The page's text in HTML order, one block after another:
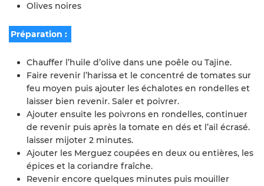
Olives noires
Préparation :
Chauffer l’huile d’olive dans une poêle ou Tajine.
Faire revenir l’harissa et le concentré de tomates sur
feu moyen puis ajouter les échalotes en rondelles et
laisser bien revenir. Saler et poivrer.
Ajouter ensuite les poivrons en rondelles, continuer
de revenir puis après la tomate en dés et l’ail écrasé.
laisser mijoter 2 minutes.
Ajouter les Merguez coupées en deux ou entières, les
épices et la coriandre fraîche.
Revenir encore quelques minutes puis mouiller